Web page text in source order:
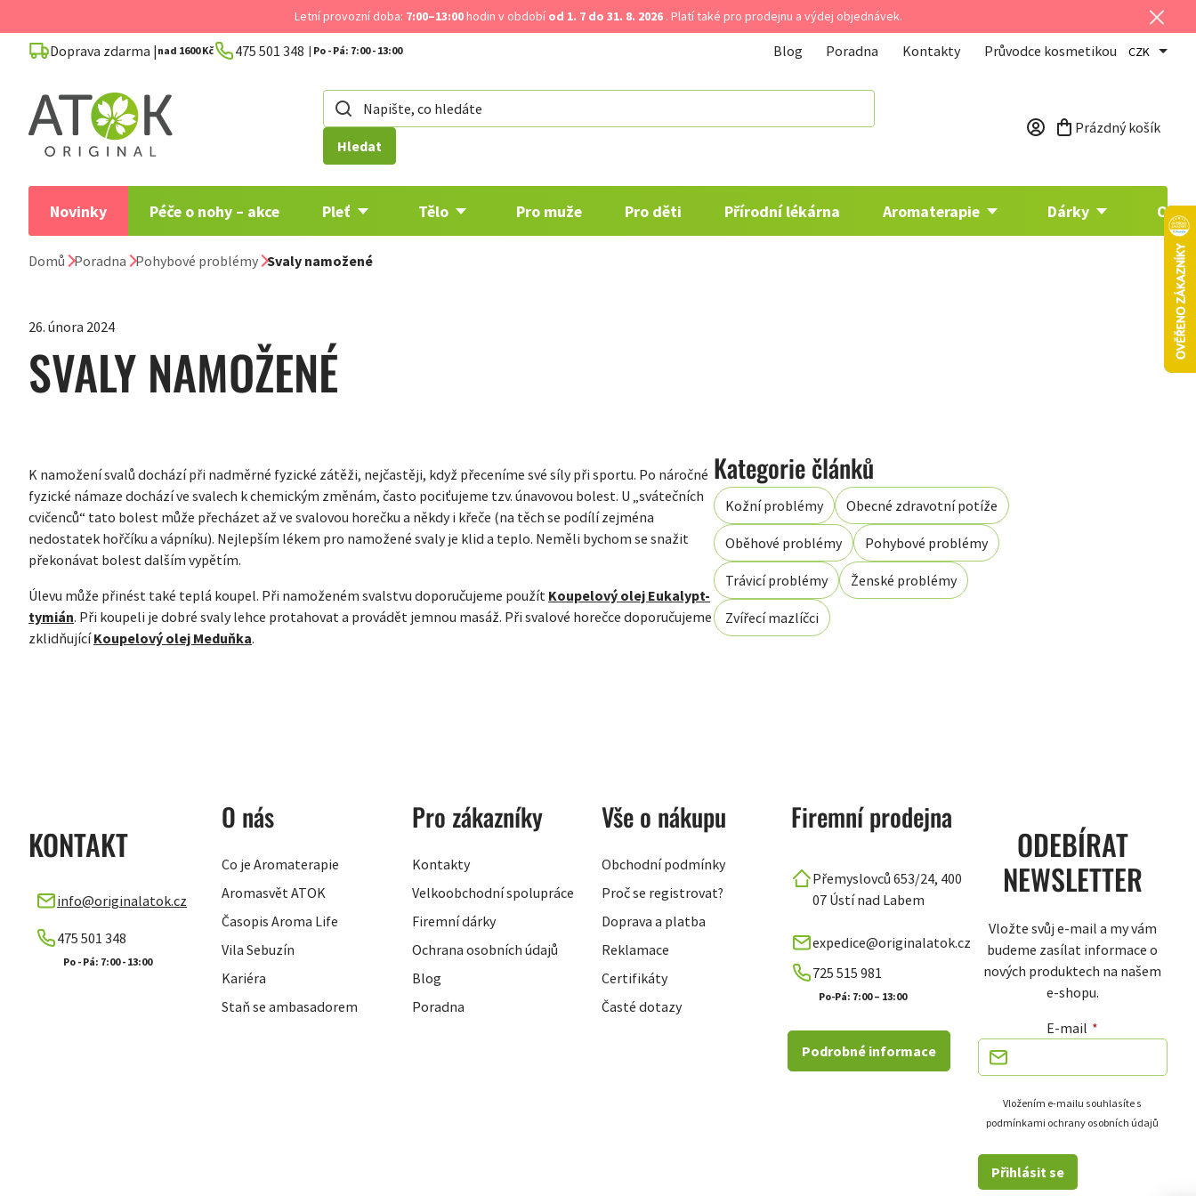
na
obsah
Letní provozní doba: 7:00–13:00hodin v obdobíod 1. 7 do 31. 8. 2026. Platí také pro prodejnu a výdej objednávek.
Doprava zdarma | nad 1600 Kč 475 501 348 Blog Poradna Kontakty Průvodce kosmetikou CZK
Hledat
Nákupní košík
Prázdný košík
Novinky Péče o nohy – akce Pleť Tělo Pro muže Pro děti Přírodní lékárna Aromaterapie Dárky
Domů Poradna Pohybové problémy Svaly namožené
26. února 2024
SVALY NAMOŽENÉ
K namožení svalů dochází při nadměrné fyzické zátěži, nejčastěji, když přeceníme své síly při sportu. Po náročné
fyzické námaze dochází ve svalech k chemickým změnám, často pociťujeme tzv. únavovou bolest. U „svátečních
cvičenců“ tato bolest může přecházet až ve svalovou horečku a někdy i křeče (na těch se podílí zejména
nedostatek hořčíku a vápníku). Nejlepším lékem pro namožené svaly je klid a teplo. Neměli bychom se snažit
překonávat bolest dalším vypětím.
Úlevu může přinést také teplá koupel. Při namoženém svalstvu doporučujeme použít Koupelový olej Eukalypt-
tymián. Při koupeli je dobré svaly lehce protahovat a provádět jemnou masáž. Při svalové horečce doporučujeme
zklidňujícíKoupelový olej Meduňka.
Kožní problémy Obecné zdravotní potíže
Oběhové problémy Pohybové problémy
Trávicí problémy Ženské problémy
Zvířecí mazlíčci
KONTAKT
info@originalatok.cz
475 501 348
O nás
Co je Aromaterapie
Aromasvět ATOK
Časopis Aroma Life
Vila Sebuzín
Kariéra
Staň se ambasadorem
Pro zákazníky
Kontakty
Velkoobchodní spolupráce
Firemní dárky
Ochrana osobních údajů
Blog
Poradna
Vše o nákupu
Obchodní podmínky
Proč se registrovat?
Doprava a platba
Reklamace
Certifikáty
Časté dotazy
Firemní prodejna
Přemyslovců 653/24, 400
07 Ústí nad Labem
expedice@originalatok.cz
725 515 981
Po-Pá: 7:00 – 13:00
Podrobné informace
ODEBÍRAT
NEWSLETTER
Vložte svůj e-mail a my vám
budeme zasílat informace o
nových produktech na našem
e-shopu.
E-mail
podmínkami ochrany osobních údajů
Přihlásit se